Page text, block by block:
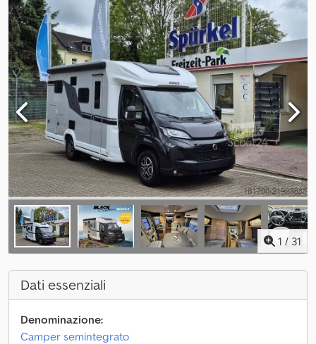
1 / 31
Dati essenziali
Denominazione:
Camper semintegrato